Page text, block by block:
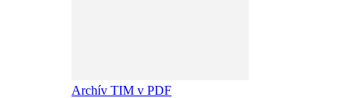
Archív TIM v PDF